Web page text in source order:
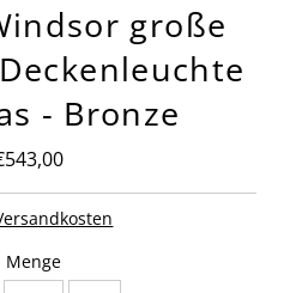
große
- Bronze
Regulärer
Menge